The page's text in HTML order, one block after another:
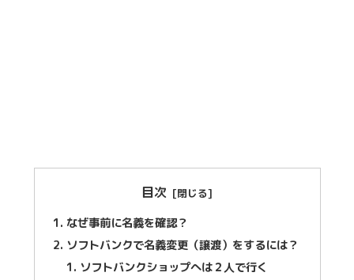
目次
なぜ事前に名義を確認？
ソフトバンクで名義変更（譲渡）をするには？
ソフトバンクショップへは２人で行く